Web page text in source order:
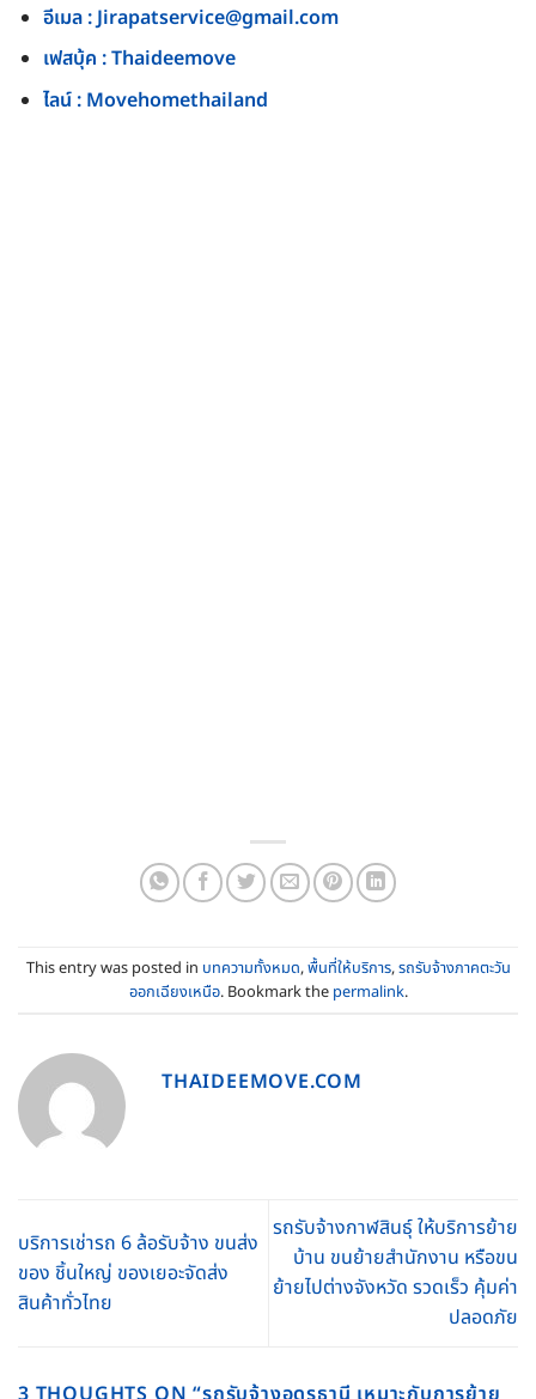
อีเมล : Jirapatservice@gmail.com
เฟสบุ้ค : Thaideemove
ไลน์ : Movehomethailand
This entry was posted in บทความทั้งหมด,พื้นที่ให้บริการ,รถรับจ้างภาคตะวัน
ออกเฉียงเหนือ. Bookmark the permalink.
THAIDEEMOVE.COM
บริการเช่ารถ 6 ล้อรับจ้าง ขนส่ง
ของ ชิ้นใหญ่ ของเยอะจัดส่ง
สินค้าทั่วไทย
รถรับจ้างกาฬสินธุ์ ให้บริการย้าย
บ้าน ขนย้ายสำนักงาน หรือขน
ย้ายไปต่างจังหวัด รวดเร็ว คุ้มค่า
ปลอดภัย